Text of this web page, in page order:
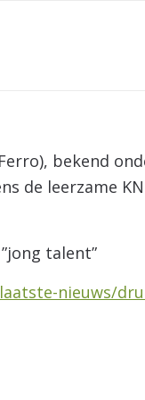
bekend
de leerzame
talent”
nieuws/